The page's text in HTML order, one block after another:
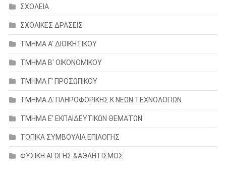
ΣΧΟΛΕΙΑ
ΣΧΟΛΙΚΕΣ ΔΡΑΣΕΙΣ
ΤΜΗΜΑ Α' ΔΙΟΙΚΗΤΙΚΟΥ
ΤΜΗΜΑ Β' ΟΙΚΟΝΟΜΙΚΟΥ
ΤΜΗΜΑ Γ' ΠΡΟΣΩΠΙΚΟΥ
ΤΜΗΜΑ Δ' ΠΛΗΡΟΦΟΡΙΚΗΣ Κ ΝΕΩΝ ΤΕΧΝΟΛΟΓΙΩΝ
ΤΜΗΜΑ Ε' ΕΚΠΑΙΔΕΥΤΙΚΩΝ ΘΕΜΑΤΩΝ
ΤΟΠΙΚΑ ΣΥΜΒΟΥΛΙΑ ΕΠΙΛΟΓΗΣ
ΦΥΣΙΚΗ ΑΓΩΓΗΣ &ΑΘΛΗΤΙΣΜΟΣ